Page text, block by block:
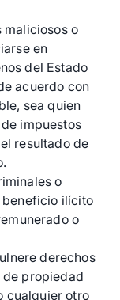
maliciosos o
en
del Estado
acuerdo con
sea quien
impuestos
resultado de
o
beneficio ilícito
o
derechos
de propiedad
cualquier otro